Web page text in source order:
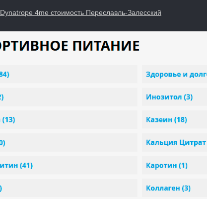
Dynatrope 4me стоимость Переславль-Залесский